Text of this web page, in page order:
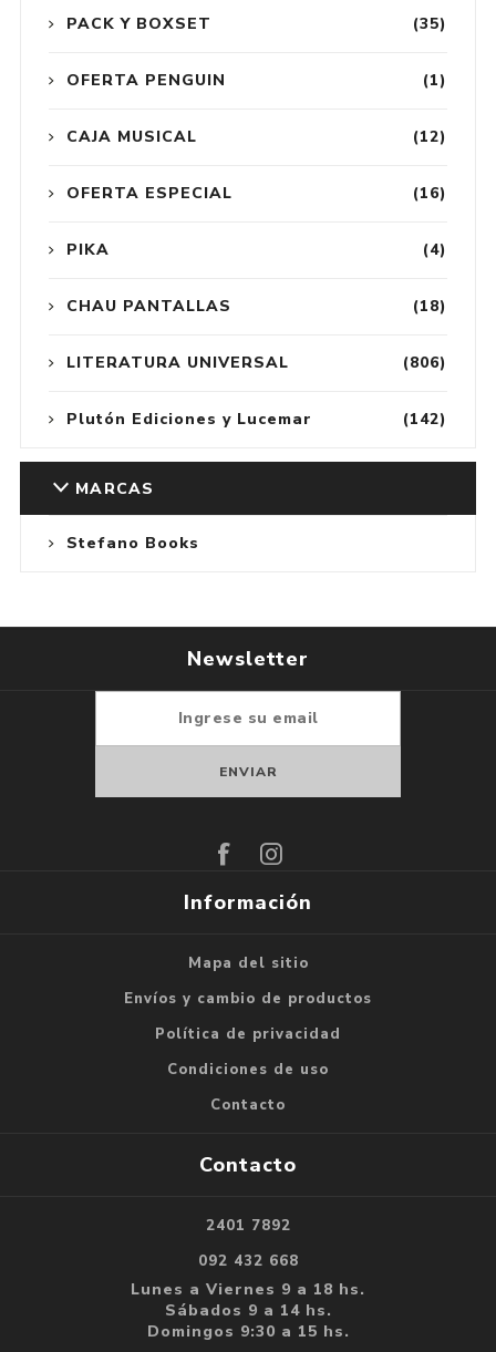
(35)
PACK Y BOXSET
(1)
OFERTA PENGUIN
(12)
CAJA MUSICAL
(16)
OFERTA ESPECIAL
(4)
PIKA
(18)
CHAU PANTALLAS
(806)
LITERATURA UNIVERSAL
(142)
Plutón Ediciones y Lucemar
MARCAS
Stefano Books
Newsletter
Información
Mapa del sitio
Envíos y cambio de productos
Política de privacidad
Condiciones de uso
Contacto
Contacto
2401 7892
092 432 668
Lunes a Viernes 9 a 18 hs.
Sábados 9 a 14 hs.
Domingos 9:30 a 15 hs.